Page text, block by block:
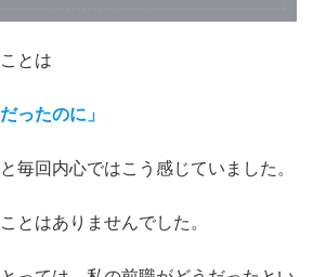
とは
ったのに」
毎回内心ではこう感じていました。
とはありませんでした。